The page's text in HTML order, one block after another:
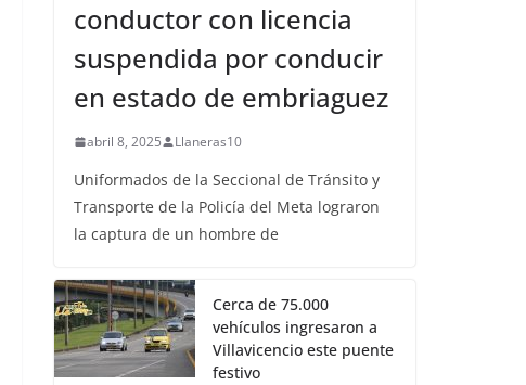
conductor con licencia
suspendida por conducir
en estado de embriaguez
abril 8, 2025 Llaneras10
Uniformados de la Seccional de Tránsito y
Transporte de la Policía del Meta lograron
la captura de un hombre de
Cerca de 75.000
vehículos ingresaron a
Villavicencio este puente
festivo